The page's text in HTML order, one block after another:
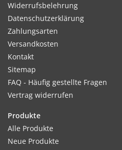
Standort:
Sonnige, nicht zu trockene Lage.
nährstoffreich, feucht und humos.
Ernte / Blüte:
Frühsaaten im Juli, spätere
desto besser die Lagerfähigkeit.
Verwendung:
Widerrufsbelehrung
Datenschutzerklärung
Zahlungsarten
Versandkosten
Kontakt
Sitemap
FAQ - Häufig gestellte Fragen
Vertrag widerrufen
Produkte
Alle Produkte
Neue Produkte